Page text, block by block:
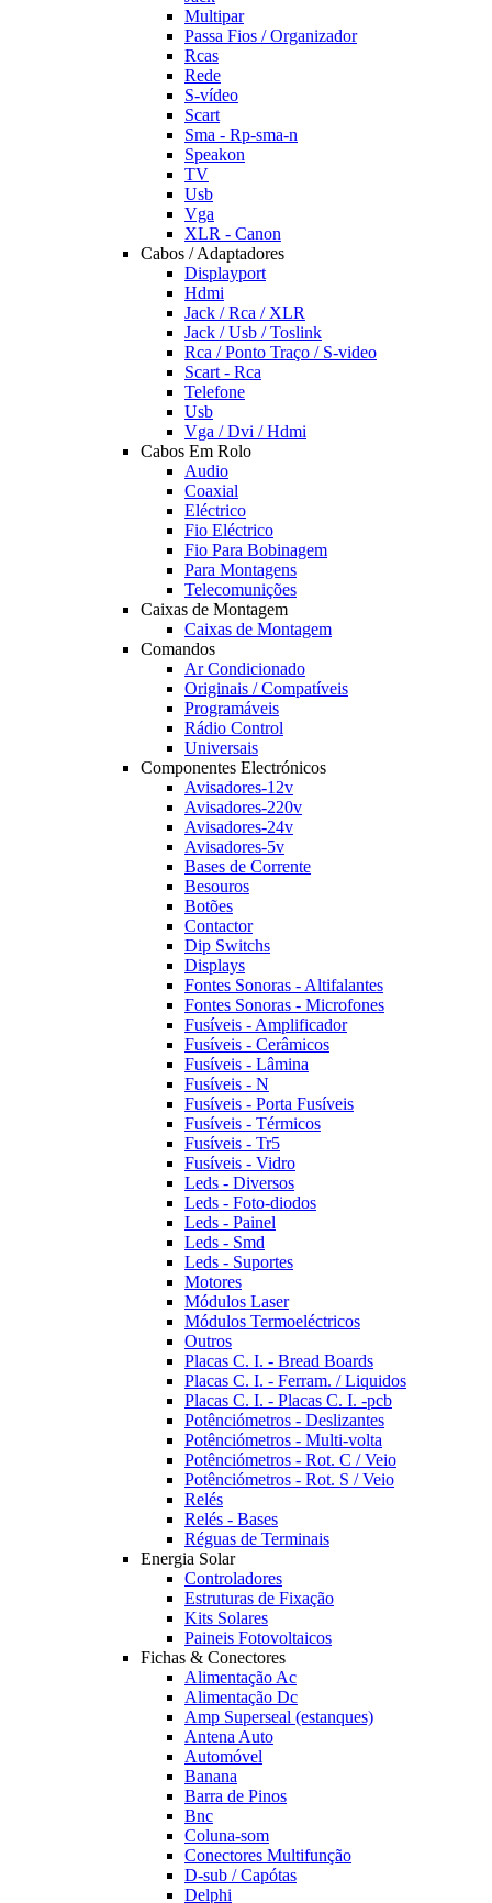
Multipar
Passa Fios / Organizador
Rcas
Rede
S-vídeo
Scart
Sma - Rp-sma-n
Speakon
TV
Usb
Vga
XLR - Canon
Cabos / Adaptadores
Displayport
Hdmi
Jack / Rca / XLR
Jack / Usb / Toslink
Rca / Ponto Traço / S-video
Scart - Rca
Telefone
Usb
Vga / Dvi / Hdmi
Cabos Em Rolo
Audio
Coaxial
Eléctrico
Fio Eléctrico
Fio Para Bobinagem
Para Montagens
Telecomunições
Caixas de Montagem
Caixas de Montagem
Comandos
Ar Condicionado
Originais / Compatíveis
Programáveis
Rádio Control
Universais
Componentes Electrónicos
Avisadores-12v
Avisadores-220v
Avisadores-24v
Avisadores-5v
Bases de Corrente
Besouros
Botões
Contactor
Dip Switchs
Displays
Fontes Sonoras - Altifalantes
Fontes Sonoras - Microfones
Fusíveis - Amplificador
Fusíveis - Cerâmicos
Fusíveis - Lâmina
Fusíveis - N
Fusíveis - Porta Fusíveis
Fusíveis - Térmicos
Fusíveis - Tr5
Fusíveis - Vidro
Leds - Diversos
Leds - Foto-diodos
Leds - Painel
Leds - Smd
Leds - Suportes
Motores
Módulos Laser
Módulos Termoeléctricos
Outros
Placas C. I. - Bread Boards
Placas C. I. - Ferram. / Liquidos
Placas C. I. - Placas C. I. -pcb
Potênciómetros - Deslizantes
Potênciómetros - Multi-volta
Potênciómetros - Rot. C / Veio
Potênciómetros - Rot. S / Veio
Relés
Relés - Bases
Réguas de Terminais
Energia Solar
Controladores
Estruturas de Fixação
Kits Solares
Paineis Fotovoltaicos
Fichas & Conectores
Alimentação Ac
Alimentação Dc
Amp Superseal (estanques)
Antena Auto
Automóvel
Banana
Barra de Pinos
Bnc
Coluna-som
Conectores Multifunção
D-sub / Capótas
Delphi